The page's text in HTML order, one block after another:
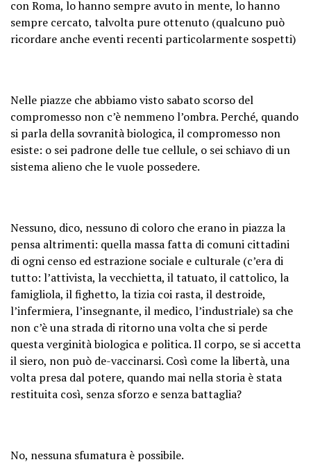
con Roma, lo hanno sempre avuto in mente, lo hanno
sempre cercato, talvolta pure ottenuto (qualcuno può
ricordare anche eventi recenti particolarmente sospetti)
Nelle piazze che abbiamo visto sabato scorso del
compromesso non c’è nemmeno l’ombra. Perché, quando
si parla della sovranità biologica, il compromesso non
esiste: o sei padrone delle tue cellule, o sei schiavo di un
sistema alieno che le vuole possedere.
Nessuno, dico, nessuno di coloro che erano in piazza la
pensa altrimenti: quella massa fatta di comuni cittadini
di ogni censo ed estrazione sociale e culturale (c’era di
tutto: l’attivista, la vecchietta, il tatuato, il cattolico, la
famigliola, il fighetto, la tizia coi rasta, il destroide,
l’infermiera, l’insegnante, il medico, l’industriale) sa che
non c’è una strada di ritorno una volta che si perde
questa verginità biologica e politica. Il corpo, se si accetta
il siero, non può de-vaccinarsi. Così come la libertà, una
volta presa dal potere, quando mai nella storia è stata
restituita così, senza sforzo e senza battaglia?
No, nessuna sfumatura è possibile.